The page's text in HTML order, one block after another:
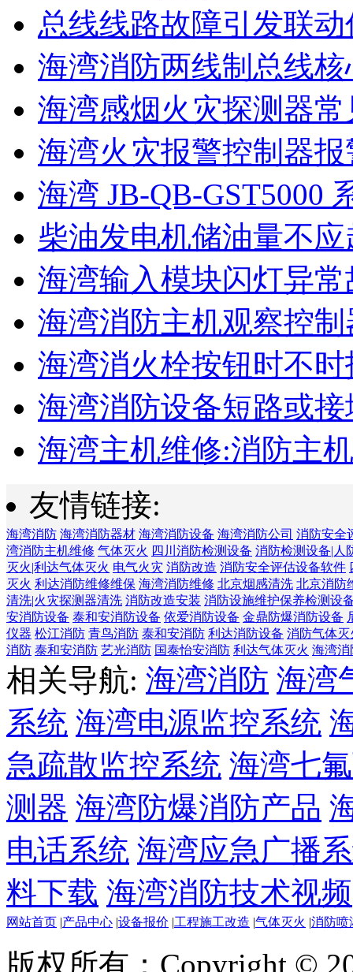
总线线路故障引发联
海湾消防两线制总线核
海湾感烟火灾探测器常
海湾火灾报警控制器报
海湾 JB-QB-GST5000
柴油发电机储油量不应
海湾输入模块闪灯异
海湾消防主机观察控制
海湾消火栓按钮时不
海湾消防设备短路或接
海湾主机维修:消防主
友情链接:
海湾消防 海湾消防器材 海湾消防设备 海湾消防公司 消防安全
湾消防主机维修 气体灭火 四川消防检测设备 消防检测设备|人
灭火|利达气体灭火 电气火灾 消防改造 消防安全评估设备软件
灭火 利达消防维修维保 海湾消防维修 北京烟感清洗 北京消防
清洗|火灾探测器清洗 消防改造安装 消防设施维护保养检测设
安消防设备 泰和安消防设备 依爱消防设备 金鼎防爆消防设备
仪器 松江消防 青鸟消防 泰和安消防 利达消防设备 消防气体灭
消防 泰和安消防 艺光消防 国泰怡安消防 利达气体灭火 海湾消
相关导航: 海湾消防 海湾
系统 海湾电源监控系统
急疏散监控系统 海湾七
测器 海湾防爆消防产品
电话系统 海湾应急广播
料下载 海湾消防技术视频
网站首页 |产品中心 |设备报价 |工程施工改造 |气体灭火 |消防喷
版权所有：Copyright ©